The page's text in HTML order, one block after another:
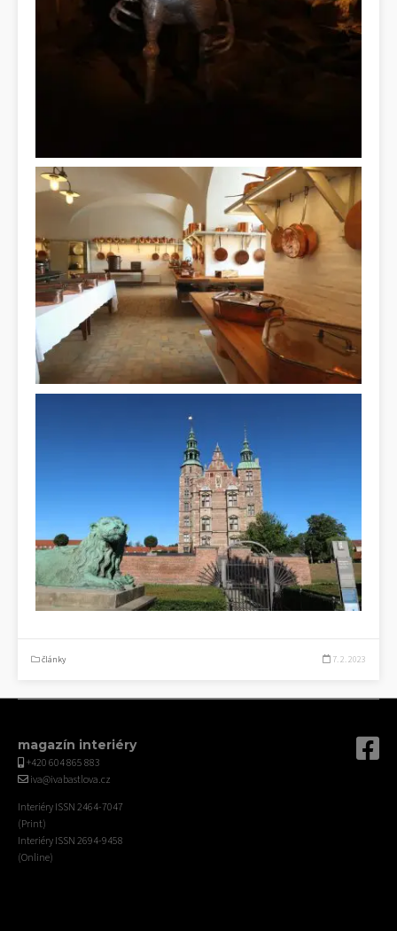
články 7. 2. 2023
magazín interiéry
+420 604 865 883
iva@ivabastlova.cz
Interiéry ISSN 2464-7047
(Print)
Interiéry ISSN 2694-9458
(Online)